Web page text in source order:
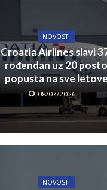
NOVOSTI
Croatia Airlines slavi
rođendan uz 20 posto
popusta na sve letove
08/07/2026
NOVOSTI